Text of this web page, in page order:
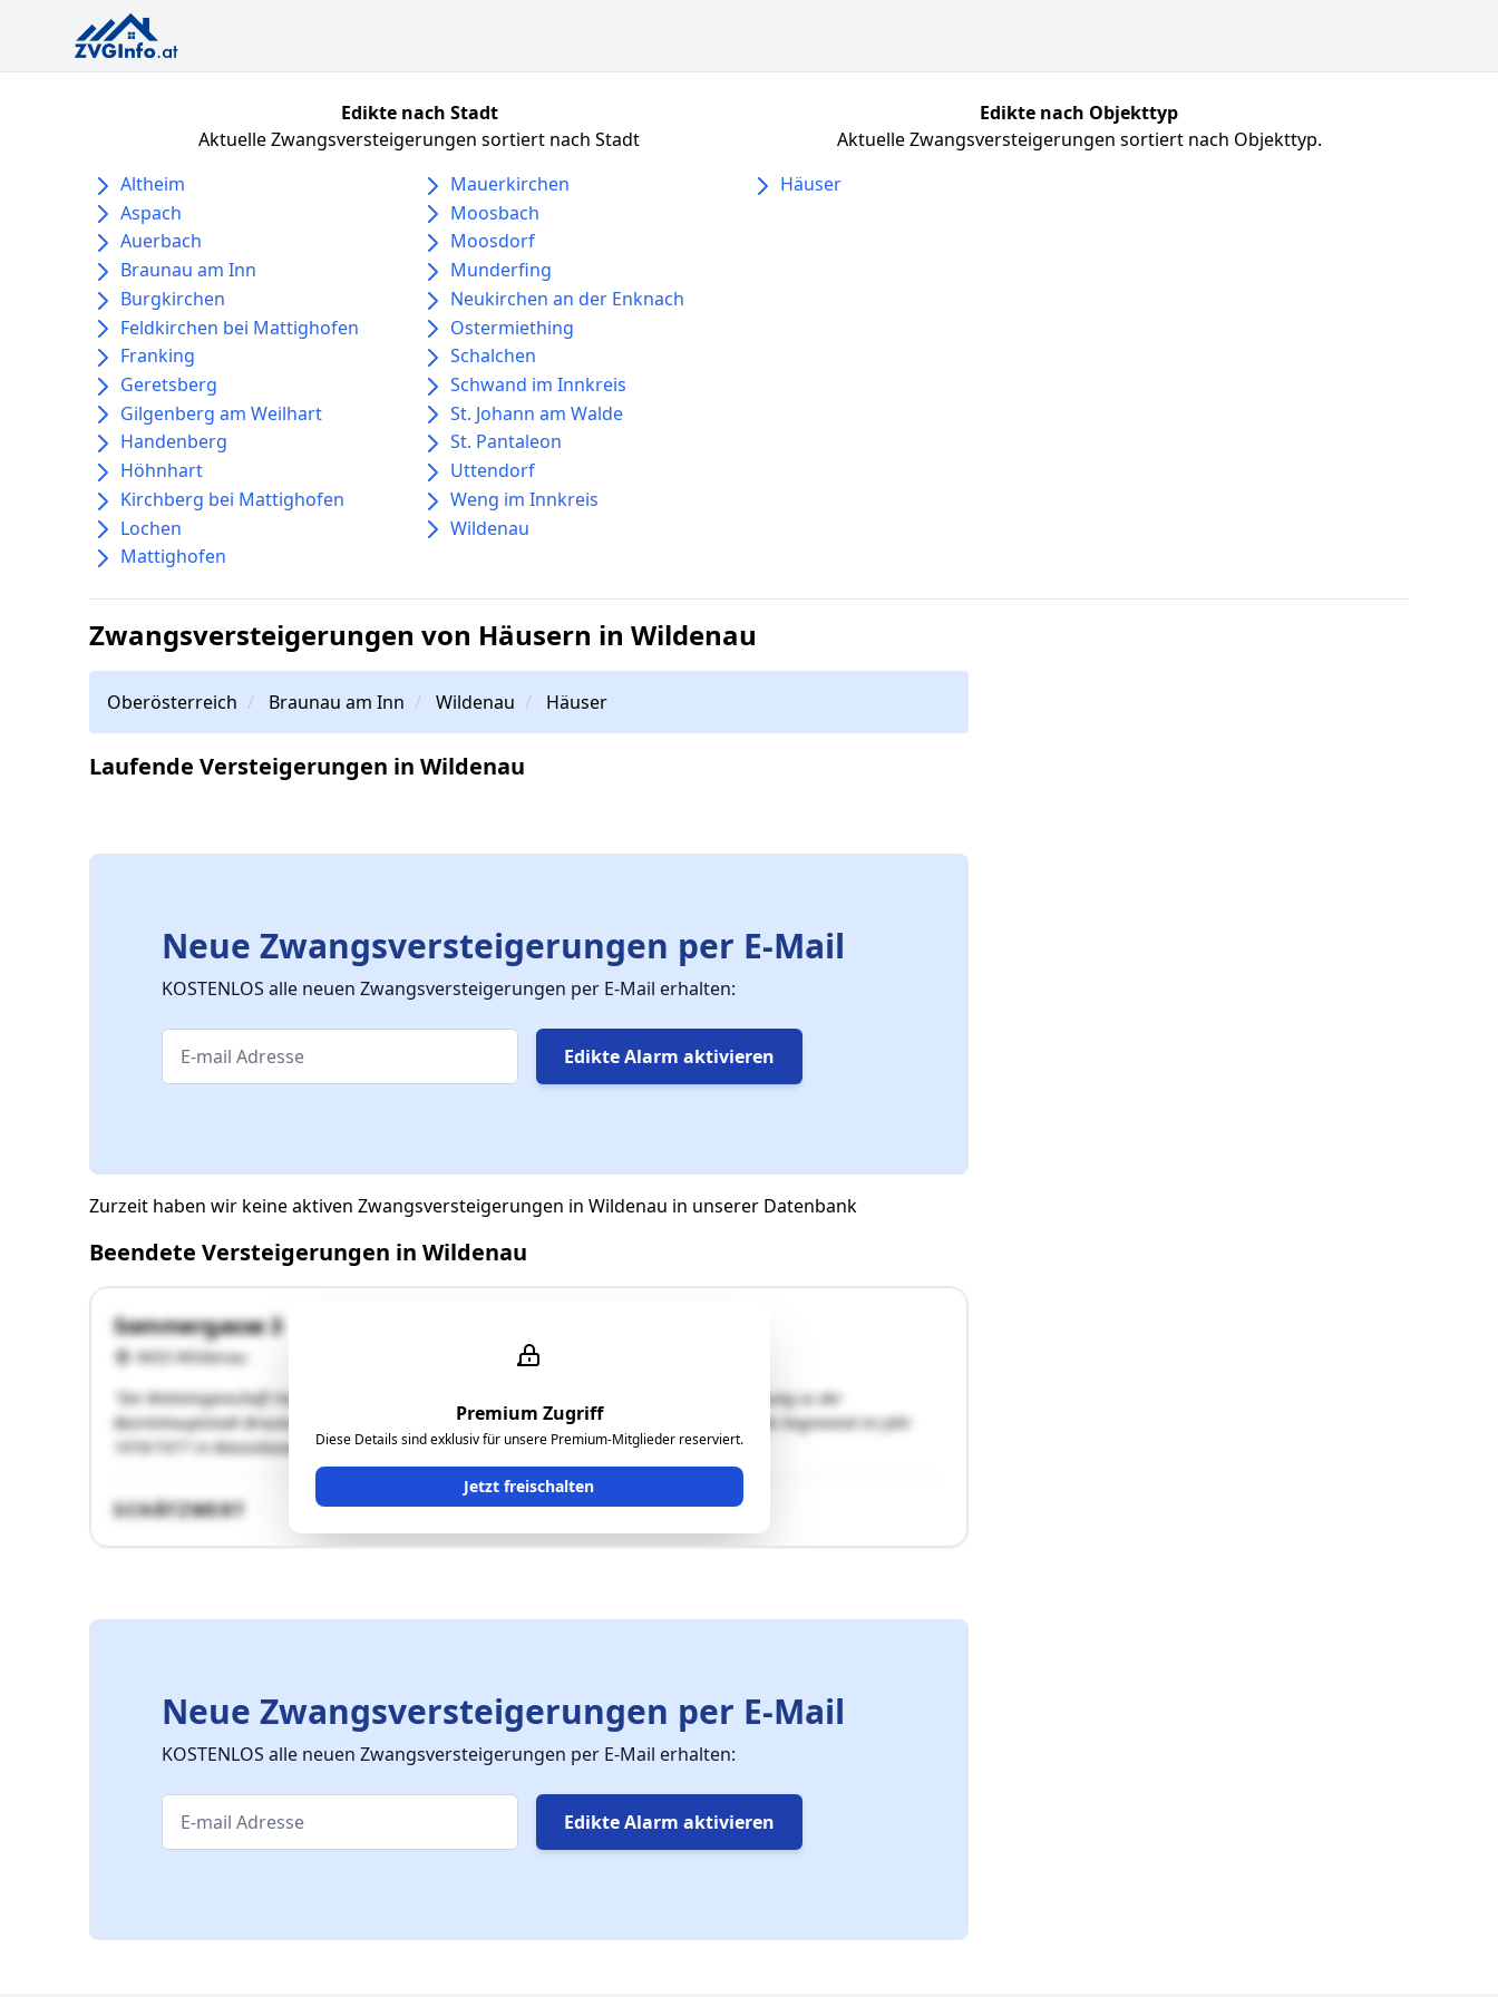
Edikte nach Stadt
Aktuelle Zwangsversteigerungen sortiert nach Stadt
Altheim
Aspach
Auerbach
Braunau am Inn
Burgkirchen
Feldkirchen bei Mattighofen
Franking
Geretsberg
Gilgenberg am Weilhart
Handenberg
Höhnhart
Kirchberg bei Mattighofen
Lochen
Mattighofen
Mauerkirchen
Moosbach
Moosdorf
Munderfing
Neukirchen an der Enknach
Ostermiething
Schalchen
Schwand im Innkreis
St. Johann am Walde
St. Pantaleon
Uttendorf
Weng im Innkreis
Wildenau
Edikte nach Objekttyp
Aktuelle Zwangsversteigerungen sortiert nach Objekttyp.
Häuser
Zwangsversteigerungen von Häusern in Wildenau
Oberösterreich Braunau am Inn Wildenau Häuser
Laufende Versteigerungen in Wildenau
Neue Zwangsversteigerungen per E-Mail
KOSTENLOS alle neuen Zwangsversteigerungen per E-Mail erhalten:
Edikte Alarm aktivieren
Zurzeit haben wir keine aktiven Zwangsversteigerungen in Wildenau in unserer Datenbank
Beendete Versteigerungen in Wildenau
Premium Zugriff
Diese Details sind exklusiv für unsere Premium-Mitglieder reserviert.
Jetzt freischalten
Sommergasse 3
4933 Wildenau
"Die Wohnliegenschaft liegt am nordwestlichen Ortsrand der Gemeinde Wildenau. Die Entfernung zu der
Bezirkshauptstadt Braunau am Inn beträgt zirka 28 km. Der vollunterkellerte Bungalow wurde beginnend im Jahr
1976/1977 in Massivbauweise errichtet und stand einige Jahre als Rohbau, welcher …"
SCHÄTZWERT
Neue Zwangsversteigerungen per E-Mail
KOSTENLOS alle neuen Zwangsversteigerungen per E-Mail erhalten:
Edikte Alarm aktivieren